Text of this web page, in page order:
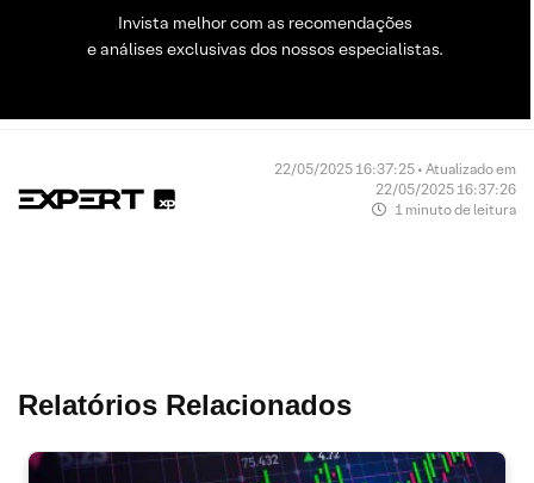
Invista melhor com as recomendações
e análises exclusivas dos nossos especialistas.
22/05/2025 16:37:25 • Atualizado em
22/05/2025 16:37:26
1 minuto de leitura
Relatórios Relacionados